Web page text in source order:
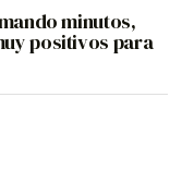
minutos,
positivos para